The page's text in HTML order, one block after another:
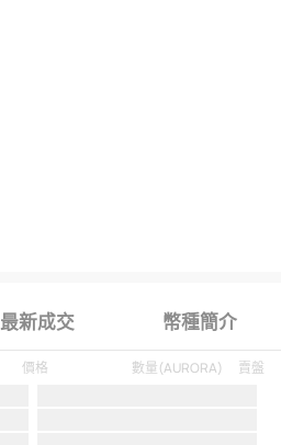
最新成交 幣種簡介
價格 賣盤
數量(AURORA)